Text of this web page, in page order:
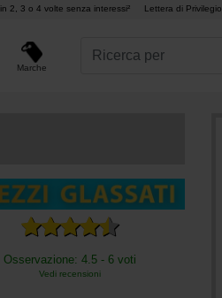
in 2, 3 o 4 volte senza interessi² Lettera di Privilegio
Marche
Osservazione: 4.5 - 6 voti
Vedi recensioni